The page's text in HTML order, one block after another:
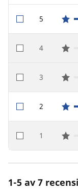
5star reviews
4star reviews
3star reviews
2star reviews
1star reviews
1-5 av 7